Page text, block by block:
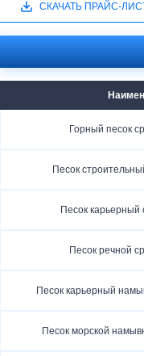
СКАЧАТЬ ПРАЙС-
Горный песок
Песок
Песок карьерный
Песок речной
Песок карьерный
Песок морской